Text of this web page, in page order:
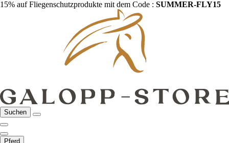
15% auf Fliegenschutzprodukte mit dem Code : SUMMER-FLY15
Suchen
Pferd